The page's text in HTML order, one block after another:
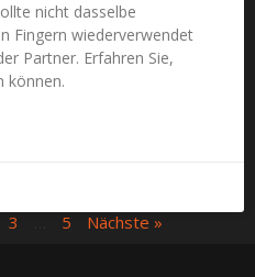
nicht dasselbe
Fingern wiederverwendet
Partner. Erfahren Sie,
können.
3 5 Nächste »